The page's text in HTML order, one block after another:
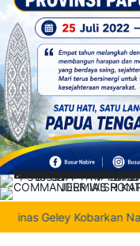
Geley Kobarkan